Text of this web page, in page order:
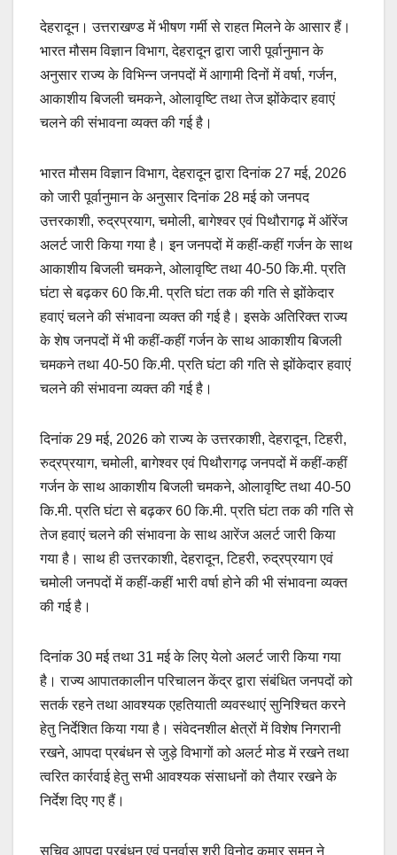
देहरादून। उत्तराखण्ड में भीषण गर्मी से राहत मिलने के आसार हैं।
भारत मौसम विज्ञान विभाग, देहरादून द्वारा जारी पूर्वानुमान के
अनुसार राज्य के विभिन्न जनपदों में आगामी दिनों में वर्षा, गर्जन,
आकाशीय बिजली चमकने, ओलावृष्टि तथा तेज झोंकेदार हवाएं
चलने की संभावना व्यक्त की गई है।
भारत मौसम विज्ञान विभाग, देहरादून द्वारा दिनांक 27 मई, 2026
को जारी पूर्वानुमान के अनुसार दिनांक 28 मई को जनपद
उत्तरकाशी, रुद्रप्रयाग, चमोली, बागेश्वर एवं पिथौरागढ़ में ऑरेंज
अलर्ट जारी किया गया है। इन जनपदों में कहीं-कहीं गर्जन के साथ
आकाशीय बिजली चमकने, ओलावृष्टि तथा 40-50 कि.मी. प्रति
घंटा से बढ़कर 60 कि.मी. प्रति घंटा तक की गति से झोंकेदार
हवाएं चलने की संभावना व्यक्त की गई है। इसके अतिरिक्त राज्य
के शेष जनपदों में भी कहीं-कहीं गर्जन के साथ आकाशीय बिजली
चमकने तथा 40-50 कि.मी. प्रति घंटा की गति से झोंकेदार हवाएं
चलने की संभावना व्यक्त की गई है।
दिनांक 29 मई, 2026 को राज्य के उत्तरकाशी, देहरादून, टिहरी,
रुद्रप्रयाग, चमोली, बागेश्वर एवं पिथौरागढ़ जनपदों में कहीं-कहीं
गर्जन के साथ आकाशीय बिजली चमकने, ओलावृष्टि तथा 40-50
कि.मी. प्रति घंटा से बढ़कर 60 कि.मी. प्रति घंटा तक की गति से
तेज हवाएं चलने की संभावना के साथ आरेंज अलर्ट जारी किया
गया है। साथ ही उत्तरकाशी, देहरादून, टिहरी, रुद्रप्रयाग एवं
चमोली जनपदों में कहीं-कहीं भारी वर्षा होने की भी संभावना व्यक्त
की गई है।
दिनांक 30 मई तथा 31 मई के लिए येलो अलर्ट जारी किया गया
है। राज्य आपातकालीन परिचालन केंद्र द्वारा संबंधित जनपदों को
सतर्क रहने तथा आवश्यक एहतियाती व्यवस्थाएं सुनिश्चित करने
हेतु निर्देशित किया गया है। संवेदनशील क्षेत्रों में विशेष निगरानी
रखने, आपदा प्रबंधन से जुड़े विभागों को अलर्ट मोड में रखने तथा
त्वरित कार्रवाई हेतु सभी आवश्यक संसाधनों को तैयार रखने के
निर्देश दिए गए हैं।
सचिव आपदा प्रबंधन एवं पुनर्वास श्री विनोद कुमार सुमन ने